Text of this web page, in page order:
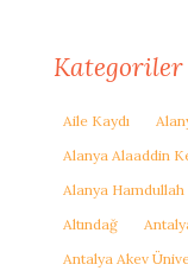
Kategoriler
Aile Kaydı
Alanya Alaaddin
Alanya
Altındağ
Antalya Akev